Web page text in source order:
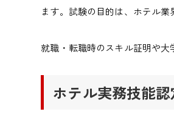
ます。試験の目的は、ホテル
就職・転職時のスキル証明や大
ホテル実務技能